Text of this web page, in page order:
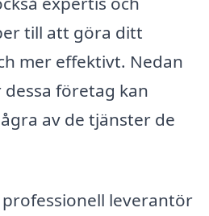
till att göra ditt
mer effektivt. Nedan
företag kan
av de tjänster de
leverantör